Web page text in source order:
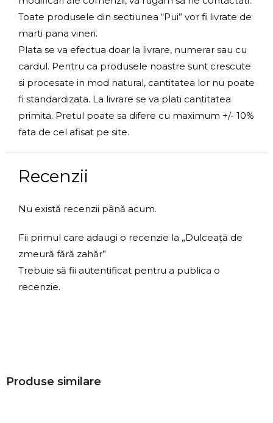
Toate produsele din sectiunea “Pui” vor fi livrate de
marti pana vineri.
Plata se va efectua doar la livrare, numerar sau cu
cardul. Pentru ca produsele noastre sunt crescute
si procesate in mod natural, cantitatea lor nu poate
fi standardizata. La livrare se va plati cantitatea
primita. Pretul poate sa difere cu maximum +/- 10%
fata de cel afisat pe site.
Recenzii
Nu există recenzii până acum.
Fii primul care adaugi o recenzie la „Dulceață de
zmeură fără zahăr”
Trebuie să fii autentificat pentru a publica o
recenzie.
Produse similare